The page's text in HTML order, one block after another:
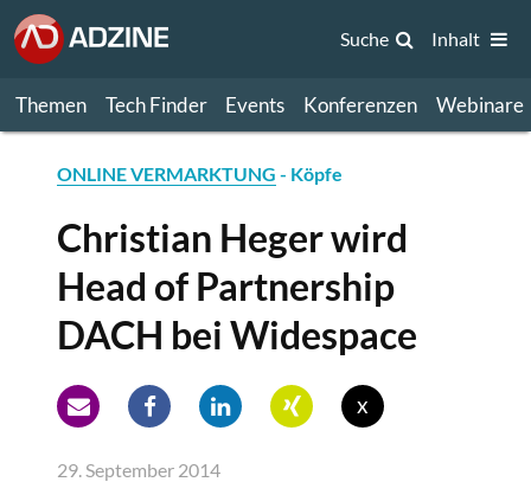
Themen Tech Finder Events Konferenzen Webinare
Suche Inhalt
ONLINE VERMARKTUNG - Köpfe
Christian Heger wird
Head of Partnership
DACH bei Widespace
x
29. September 2014